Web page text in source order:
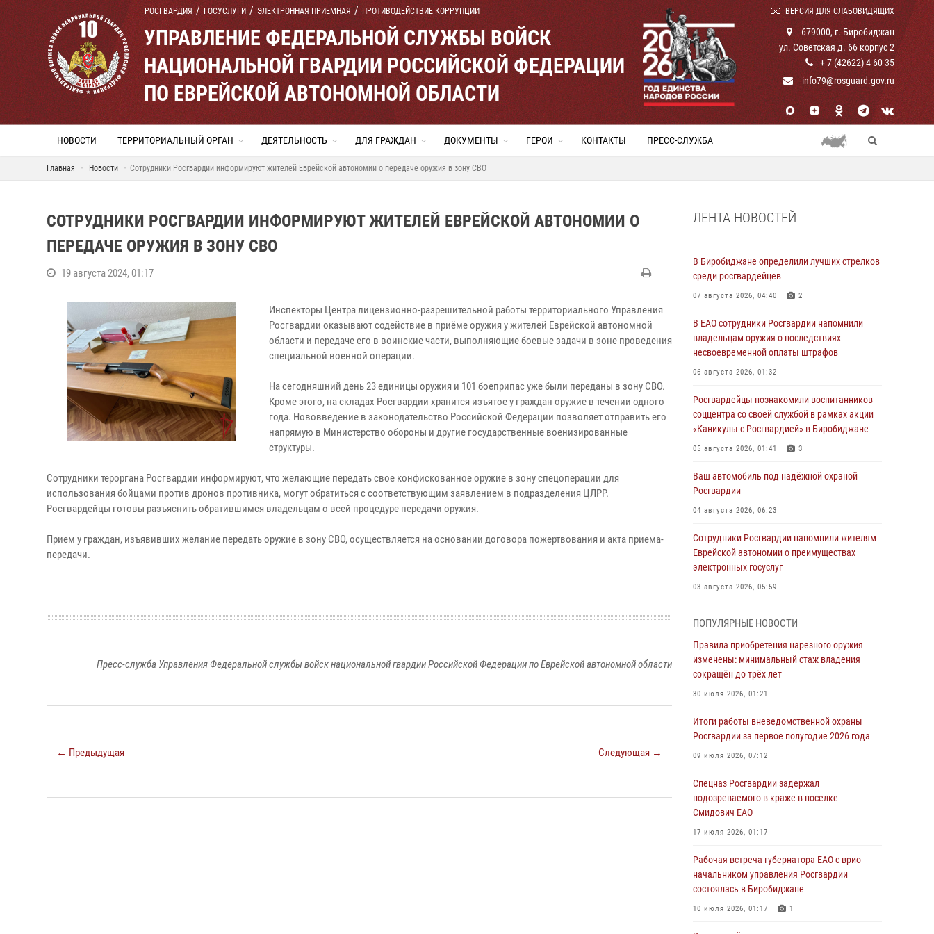
РОСГВАРДИЯ ГОСУСЛУГИ ЭЛЕКТРОННАЯ ПРИЕМНАЯ ПРОТИВОДЕЙСТВИЕ КОРРУПЦИИ ВЕРСИЯ ДЛЯ СЛАБОВИДЯЩИХ
УПРАВЛЕНИЕ ФЕДЕРАЛЬНОЙ СЛУЖБЫ ВОЙСК
НАЦИОНАЛЬНОЙ ГВАРДИИ РОССИЙСКОЙ ФЕДЕРАЦИИ
ПО ЕВРЕЙСКОЙ АВТОНОМНОЙ ОБЛАСТИ
679000, г. Биробиджан
ул. Советская д. 66 корпус 2
+ 7 (42622) 4-60-35
info79@rosguard.gov.ru
НОВОСТИ ТЕРРИТОРИАЛЬНЫЙ ОРГАН ДЕЯТЕЛЬНОСТЬ ДЛЯ ГРАЖДАН ДОКУМЕНТЫ ГЕРОИ КОНТАКТЫ ПРЕСС-СЛУЖБА
Главная Новости Сотрудники Росгвардии информируют жителей Еврейской автономии о передаче оружия в зону СВО
СОТРУДНИКИ РОСГВАРДИИ ИНФОРМИРУЮТ ЖИТЕЛЕЙ ЕВРЕЙСКОЙ АВТОНОМИИ О
ПЕРЕДАЧЕ ОРУЖИЯ В ЗОНУ СВО
19 августа 2024, 01:17
Инспекторы Центра лицензионно-разрешительной работы территориального Управления
Росгвардии оказывают содействие в приёме оружия у жителей Еврейской автономной
области и передаче его в воинские части, выполняющие боевые задачи в зоне проведения
специальной военной операции.
На сегодняшний день 23 единицы оружия и 101 боеприпас уже были переданы в зону СВО.
Кроме этого, на складах Росгвардии хранится изъятое у граждан оружие в течении одного
года. Нововведение в законодательство Российской Федерации позволяет отправить его
напрямую в Министерство обороны и другие государственные военизированные
структуры.
Сотрудники тероргана Росгвардии информируют, что желающие передать свое конфискованное оружие в зону спецоперации для
использования бойцами против дронов противника, могут обратиться с соответствующим заявлением в подразделения ЦЛРР.
Росгвардейцы готовы разъяснить обратившимся владельцам о всей процедуре передачи оружия.
Прием у граждан, изъявивших желание передать оружие в зону СВО, осуществляется на основании договора пожертвования и акта приема-
передачи.
Пресс-служба Управления Федеральной службы войск национальной гвардии Российской Федерации по Еврейской автономной области
← Предыдущая Следующая →
ЛЕНТА НОВОСТЕЙ
В Биробиджане определили лучших стрелков
среди росгвардейцев
07 августа 2026, 04:40 2
В ЕАО сотрудники Росгвардии напомнили
владельцам оружия о последствиях
несвоевременной оплаты штрафов
06 августа 2026, 01:32
Росгвардейцы познакомили воспитанников
соццентра со своей службой в рамках акции
«Каникулы с Росгвардией» в Биробиджане
05 августа 2026, 01:41 3
Ваш автомобиль под надёжной охраной
Росгвардии
04 августа 2026, 06:23
Сотрудники Росгвардии напомнили жителям
Еврейской автономии о преимуществах
электронных госуслуг
03 августа 2026, 05:59
армии Виктор Золотов поздравил
специалистов подразделений тыла с
профессиональным праздником
01 августа 2026, 10:23
национальной гвардии Российской
Федерации
01 августа 2026, 10:21
В Росгвардии вспоминают российских
воинов, погибших в Первой мировой войне
1914-1918 годов
01 августа 2026, 10:19
Внесены изменения в правила проведения
контрольного отстрела гражданского оружия
31 июля 2026, 01:48
ПОПУЛЯРНЫЕ НОВОСТИ
Правила приобретения нарезного оружия
изменены: минимальный стаж владения
сокращён до трёх лет
30 июля 2026, 01:21
Итоги работы вневедомственной охраны
Росгвардии за первое полугодие 2026 года
09 июля 2026, 07:12
Спецназ Росгвардии задержал
подозреваемого в краже в поселке
Смидович ЕАО
17 июля 2026, 01:17
Рабочая встреча губернатора ЕАО с врио
начальником управления Росгвардии
состоялась в Биробиджане
10 июля 2026, 01:17 1